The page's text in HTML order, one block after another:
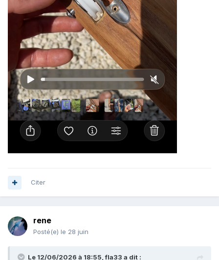
Citer
rene
Posté(e) le 28 juin
Le 12/06/2026 à 18:55,fla33 a dit :